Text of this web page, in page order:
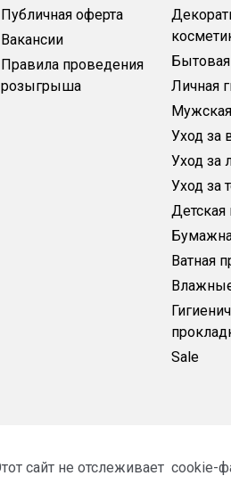
Публичная оферта
Вакансии
Правила проведения
розыгрыша
Личная
Уход за
Уход за
Уход за
Детская
Ватная
Sale
сайт не отслеживает cookie-